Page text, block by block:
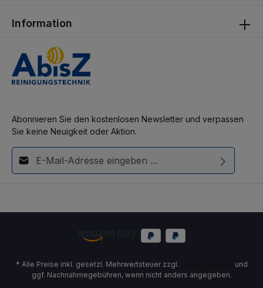
Abonnieren Sie den kostenlosen Newsletter und verpassen
Sie keine Neuigkeit oder Aktion.
E-Mail-Adresse*
Information
* Alle Preise inkl. gesetzl. Mehrwertsteuer zzgl.
und
ggf. Nachnahmegebühren, wenn nicht anders angegeben.